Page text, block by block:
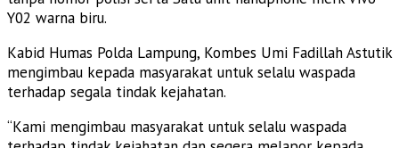
Y02 warna biru.
Kabid Humas Polda Lampung, Kombes Umi Fadillah Astutik
mengimbau kepada masyarakat untuk selalu waspada
terhadap segala tindak kejahatan.
“Kami mengimbau masyarakat untuk selalu waspada